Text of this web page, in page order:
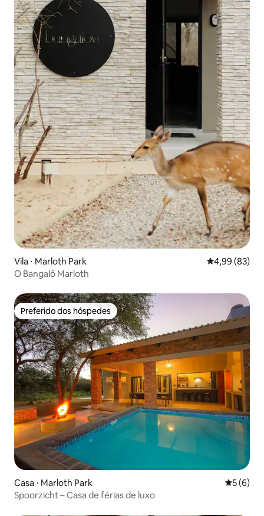
Vila ⋅ Marloth Park 4,99 de uma
4,99 (83)
O Bangalô Marloth
Preferido dos hóspedes
Preferido dos hóspedes
Casa ⋅ Marloth Park 5 de
5 (6)
Spoorzicht – Casa de férias de luxo